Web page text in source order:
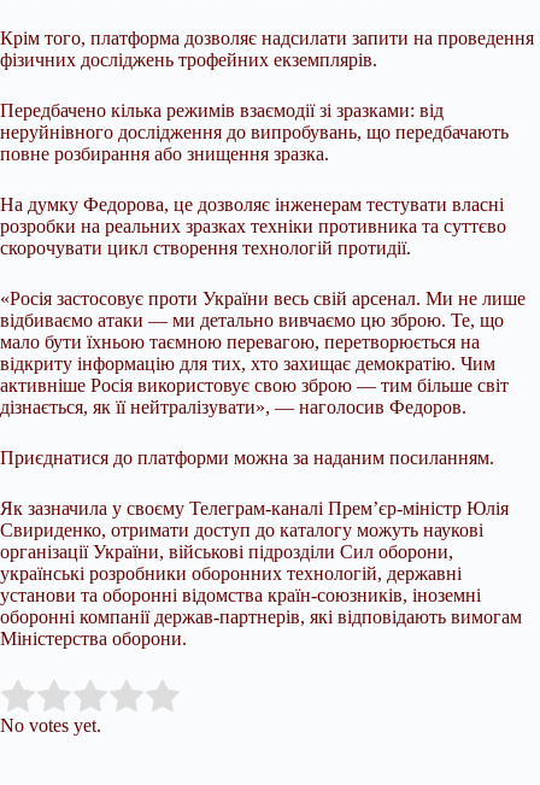
Крім того, платформа дозволяє надсилати запити на проведення
фізичних досліджень трофейних екземплярів.
Передбачено кілька режимів взаємодії зі зразками: від
неруйнівного дослідження до випробувань, що передбачають
повне розбирання або знищення зразка.
На думку Федорова, це дозволяє інженерам тестувати власні
розробки на реальних зразках техніки противника та суттєво
скорочувати цикл створення технологій протидії.
«Росія застосовує проти України весь свій арсенал. Ми не лише
відбиваємо атаки — ми детально вивчаємо цю зброю. Те, що
мало бути їхньою таємною перевагою, перетворюється на
відкриту інформацію для тих, хто захищає демократію. Чим
активніше Росія використовує свою зброю — тим більше світ
дізнається, як її нейтралізувати», — наголосив Федоров.
Приєднатися до платформи можна за наданим посиланням.
Як зазначила у своєму Телеграм-каналі Прем’єр-міністр Юлія
Свириденко, отримати доступ до каталогу можуть наукові
організації України, військові підрозділи Сил оборони,
українські розробники оборонних технологій, державні
установи та оборонні відомства країн-союзників, іноземні
оборонні компанії держав-партнерів, які відповідають вимогам
Міністерства оборони.
Rate this item:
No votes yet.